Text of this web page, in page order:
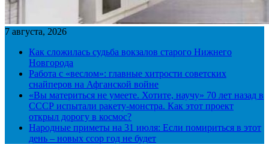
7 августа, 2026
Как сложилась судьба вокзалов старого Нижнего
Новгорода
Работа с «веслом»: главные хитрости советских
снайперов на Афганской войне
«Вы материться не умеете. Хотите, научу» 70 лет назад в
СССР испытали ракету-монстра. Как этот проект
открыл дорогу в космос?
Народные приметы на 31 июля: Если помириться в этот
день – новых ссор год не будет